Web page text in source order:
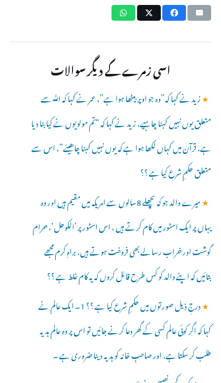
اسی زمرے کے دیگر سوالات
★زید نے کہا کہ”وہ جو اوپر بیٹھا ہوا ہے”، عمر نے کہا کہ ﷲسے
متعلق یوں نہیں کہنا چاہیے، زید نے کہا کہ “تم مولویوں نے کیا بنا دیا
ہے، قرآن میں کہاں لکھا ہوا ہے کہ یوں نہیں کہنا چاھیئے”، اس سے
متعلق حکمِ شرع کیا ہے ؟؟
★
میرے والد جو کہ پچھلے 8سالوں سے امریکہ میں مقیم ہیں اور وہ
یہاں پر ایک اسٹور میں کام کرتے ہیں ، اس اسٹور پر ’الکوحل‘، حرام
گوشت اور خراب رسالے بھی فروخت ہوتے ہیں، براہِ کرم مجھے
بتائیں کہ اپنے والد کو کس طرح قائل کروں کہ یہ کام غلط ہے ؟؟
★
درجِ ذیل صورتوں میں حکمِ شرع کیا ہے ؟؟ 1۔ ایک عالم نے
کہا کہ اگر کوئی عالم کسی کے گھر دعا کرنے جائیں تو اس پر وہ عالم ہدیہ
طلب کر سکتا ہے، اور صاحبِ خانہ کو ہدیہ دینا ضروری ہے ۔